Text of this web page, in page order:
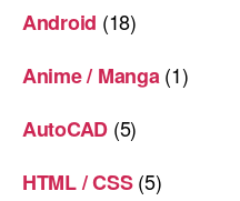
Android (18)
Anime / Manga (1)
AutoCAD (5)
HTML / CSS(5)